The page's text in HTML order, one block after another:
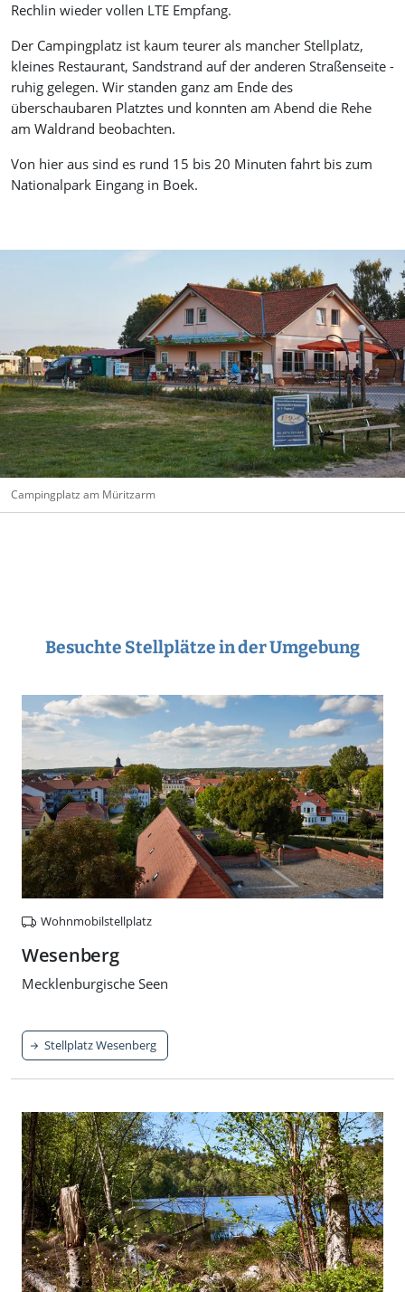
Rechlin wieder vollen LTE Empfang.
Der Campingplatz ist kaum teurer als mancher Stellplatz,
kleines Restaurant, Sandstrand auf der anderen Straßenseite -
ruhig gelegen. Wir standen ganz am Ende des
überschaubaren Platztes und konnten am Abend die Rehe
am Waldrand beobachten.
Von hier aus sind es rund 15 bis 20 Minuten fahrt bis zum
Nationalpark Eingang in Boek.
Campingplatz am Müritzarm
Besuchte Stellplätze in der Umgebung
Wohnmobilstellplatz
Wesenberg
Mecklenburgische Seen
Stellplatz Wesenberg